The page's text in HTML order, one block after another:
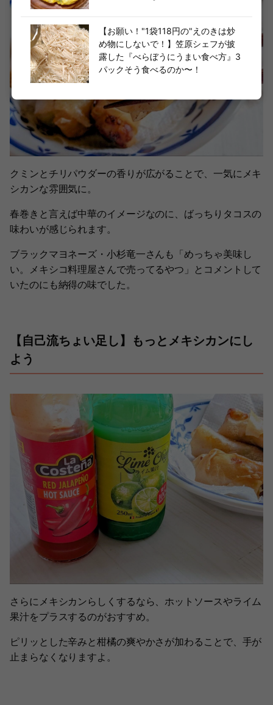
クミンとチリパウダーの香りが広がることで、一気にメキ
シカンな雰囲気に。
春巻きと言えば中華のイメージなのに、ばっちりタコスの
味わいが感じられます。
ブラックマヨネーズ・小杉竜一さんも「めっちゃ美味し
い。メキシコ料理屋さんで売ってるやつ」とコメントして
いたのにも納得の味でした。
【自己流ちょい足し】もっとメキシカンにし
よう
さらにメキシカンらしくするなら、ホットソースやライム
果汁をプラスするのがおすすめ。
ピリッとした辛みと柑橘の爽やかさが加わることで、手が
止まらなくなりますよ。
【お願い！"1袋118円の"えのきは炒
め物にしないで！】笠原シェフが披
露した『べらぼうにうまい食べ方』3
パックそう食べるのか〜！